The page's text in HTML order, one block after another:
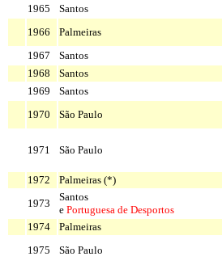
1965
Santos
1966
Palmeiras
1967
Santos
1968
Santos
1969
Santos
1970
São Paulo
1971 São Paulo
1972 Palmeiras (*)
1973
Santos
e Portuguesa de Desportos
1974
Palmeiras
1975
São Paulo